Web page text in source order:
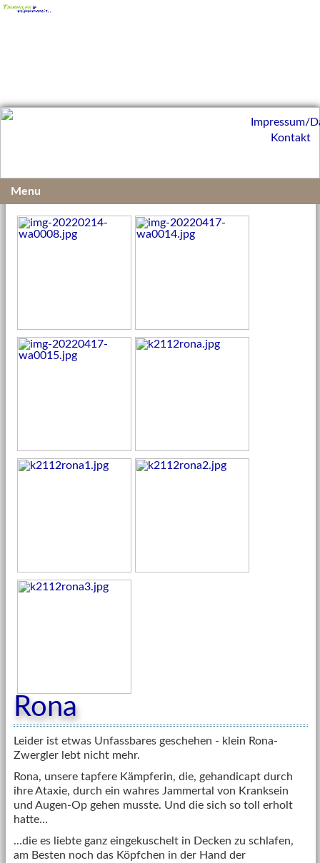
Rona
Leider ist etwas Unfassbares geschehen - klein Rona-
Zwergler lebt nicht mehr.
Rona, unsere tapfere Kämpferin, die, gehandicapt durch
ihre Ataxie, durch ein wahres Jammertal von Kranksein
und Augen-Op gehen musste. Und die sich so toll erholt
hatte...
...die es liebte ganz eingekuschelt in Decken zu schlafen,
am Besten noch das Köpfchen in der Hand der
Impressum/
Kontakt
Menu